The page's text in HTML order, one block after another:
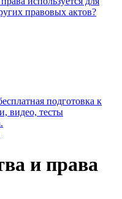
правовых актов?
подготовка к
видео, тесты
и права